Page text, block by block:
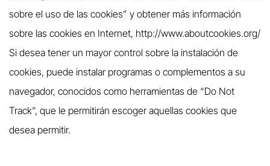
sobre el uso de las cookies” y obtener más información
sobre las cookies en Internet, http://www.aboutcookies.org/
Si desea tener un mayor control sobre la instalación de
cookies, puede instalar programas o complementos a su
navegador, conocidos como herramientas de “Do Not
Track”, que le permitirán escoger aquellas cookies que
desea permitir.